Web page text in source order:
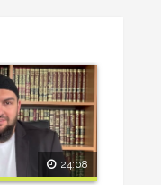
24:08